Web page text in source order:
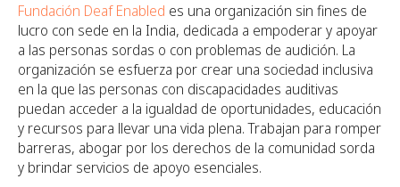
Fundación Deaf Enabled es una organización sin fines de
lucro con sede en la India, dedicada a empoderar y apoyar
a las personas sordas o con problemas de audición. La
organización se esfuerza por crear una sociedad inclusiva
en la que las personas con discapacidades auditivas
puedan acceder a la igualdad de oportunidades, educación
y recursos para llevar una vida plena. Trabajan para romper
barreras, abogar por los derechos de la comunidad sorda
y brindar servicios de apoyo esenciales.